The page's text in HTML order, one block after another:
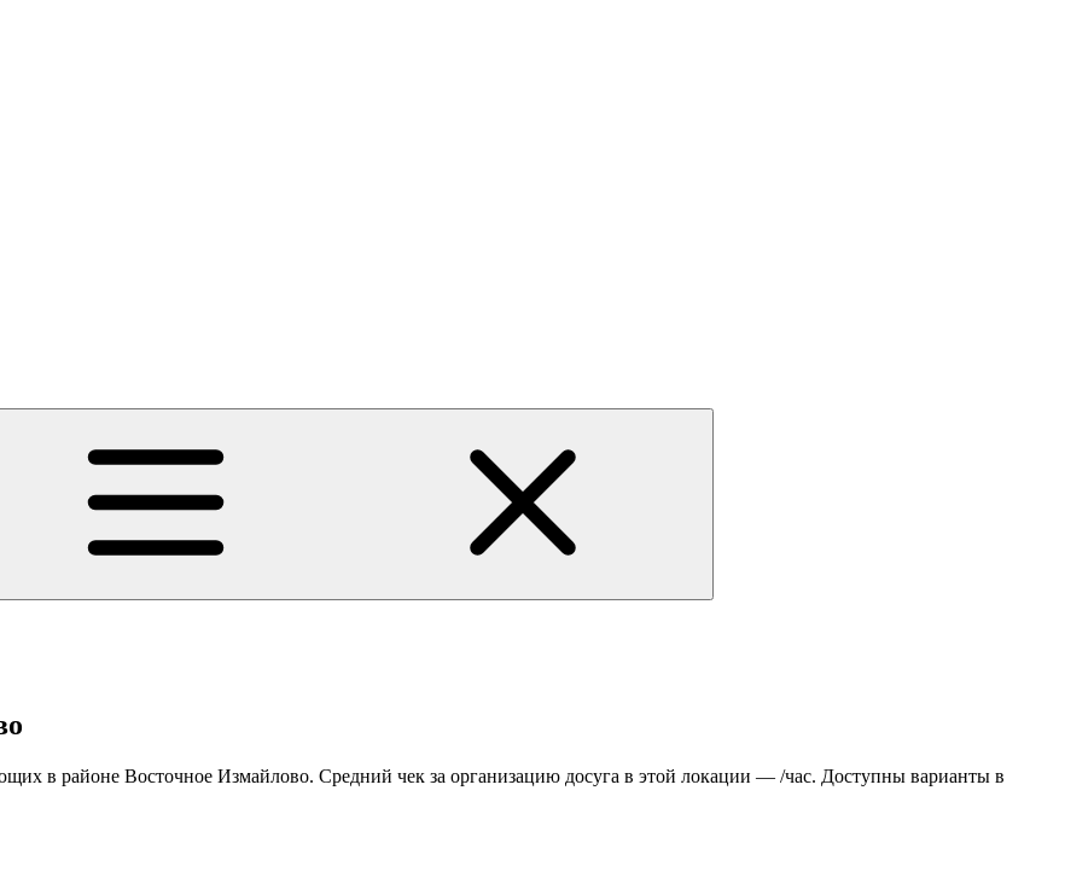
в районе Восточное Измайлово. Средний чек за организацию досуга в этой локации — /час. Доступны варианты в